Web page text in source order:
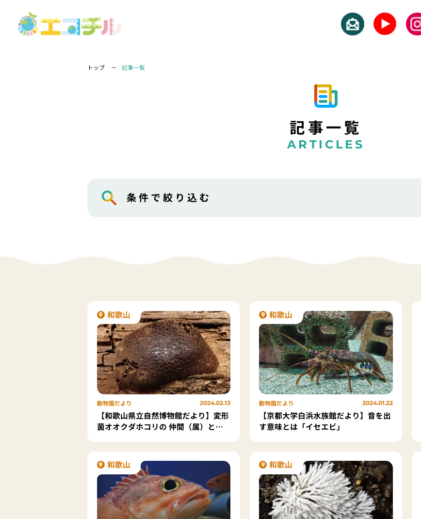
トップ 記事一覧
記事一覧
ARTICLES
条件で絞り込む
和歌山
動物園だより 2024.02.13
【和歌山県立自然博物館だより】変形
菌オオクダホコリの 仲間（属）とは
和歌山
動物園だより 2024.01.22
【京都大学白浜水族館だより】音を出
す意味とは「イセエビ」
和歌山 和歌山